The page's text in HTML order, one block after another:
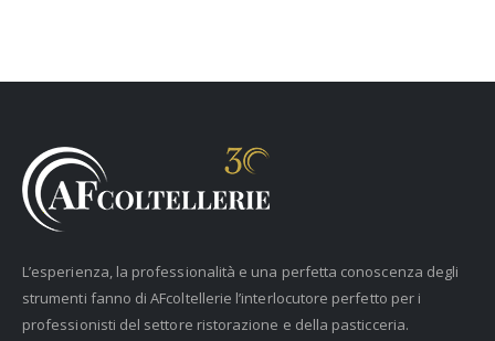
L’esperienza, la professionalità e una perfetta conoscenza degli
strumenti fanno di AFcoltellerie l’interlocutore perfetto per i
professionisti del settore ristorazione e della pasticceria.